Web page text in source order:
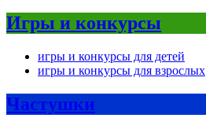
Игры и конкурсы
игры и конкурсы для детей
игры и конкурсы для взрослых
Частушки